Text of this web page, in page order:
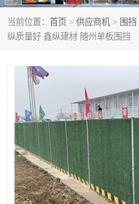
当前位置： 首页 > 供应商机 > 围挡
纵质量好 鑫纵建材 随州单板围挡
建筑围挡
岩棉板
围挡
生产加工单板复合围挡 市
政围挡